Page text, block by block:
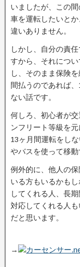
いましたが、この
車を運転したいと
違いありません。
しかし、自分の責
すから、それにつ
し、そのまま保険
間払うのであれば
ない話です。
何しろ、初心者が
ンフリート等級を
13ヶ月間運転をし
やバスを使って移動
例外的に、他人の
いる方もいるかも
してくれる人、長
対応してくれる人
だと思います。
→ カーセンサー